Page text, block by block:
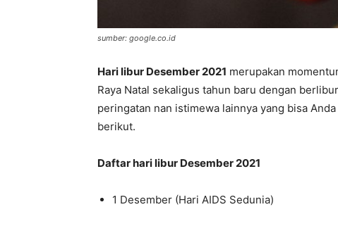
sumber: google.co.id
Hari libur Desember 2021 merupakan
Raya Natal sekaligus tahun baru dengan
peringatan nan istimewa lainnya yang bisa
berikut.
Daftar hari libur Desember 2021
1 Desember (Hari AIDS Sedunia)